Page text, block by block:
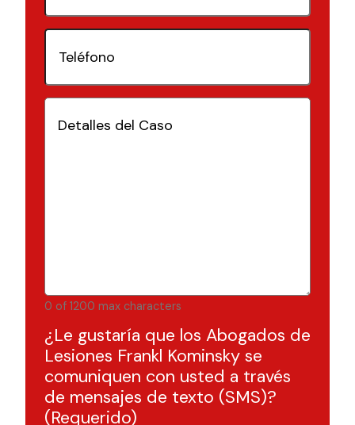
Teléfono(Requerido)
Detalles
del
0 of 1200 max characters
¿Le gustaría que los Abogados de
Lesiones Frankl Kominsky se
comuniquen con usted a través
de mensajes de texto (SMS)?
(Requerido)